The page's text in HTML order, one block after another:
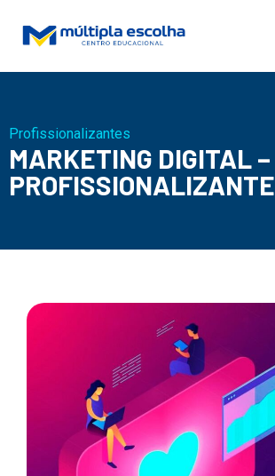
Profissionalizantes
MARKETING DIGITAL –
PROFISSIONALIZANTE